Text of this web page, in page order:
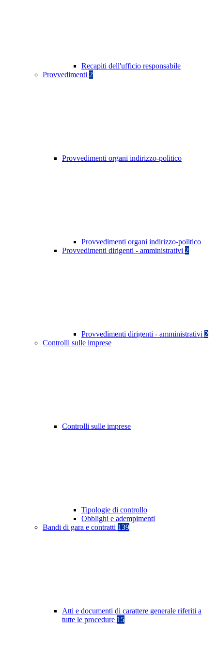
Recapiti dell'ufficio responsabile
Provvedimenti 2
Provvedimenti organi indirizzo-politico
Provvedimenti organi indirizzo-politico
Provvedimenti dirigenti - amministrativi 2
Provvedimenti dirigenti - amministrativi 2
Controlli sulle imprese
Controlli sulle imprese
Tipologie di controllo
Obblighi e adempimenti
Bandi di gara e contratti 139
Atti e documenti di carattere generale riferiti a
tutte le procedure 15